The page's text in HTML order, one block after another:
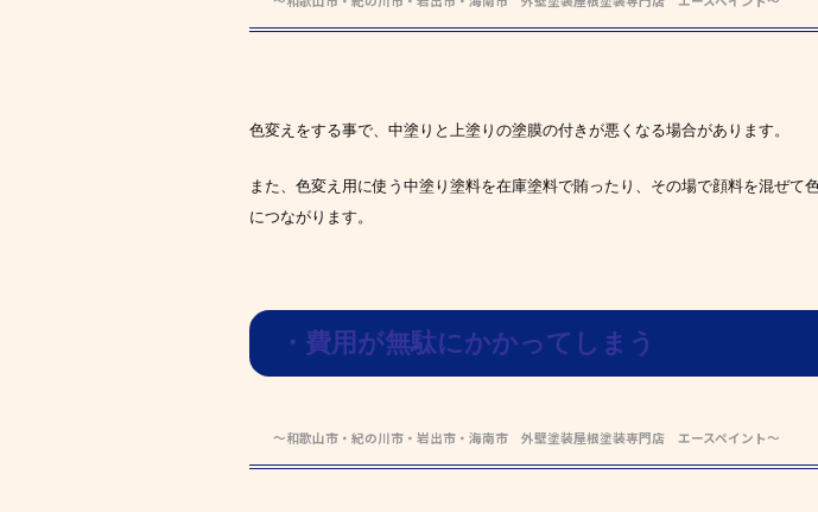
色変えをする事で、中塗りと上塗りの塗膜の付きが悪くなる場合があります。
また、色変え用に使う中塗り塗料を在庫塗料で賄ったり、その場で顔料を混ぜ
につながります。
・費用が無駄にかかってしまう
～和歌山市・紀の川市・岩出市・海南市 外壁塗装屋根塗装専門店 エースペイント～